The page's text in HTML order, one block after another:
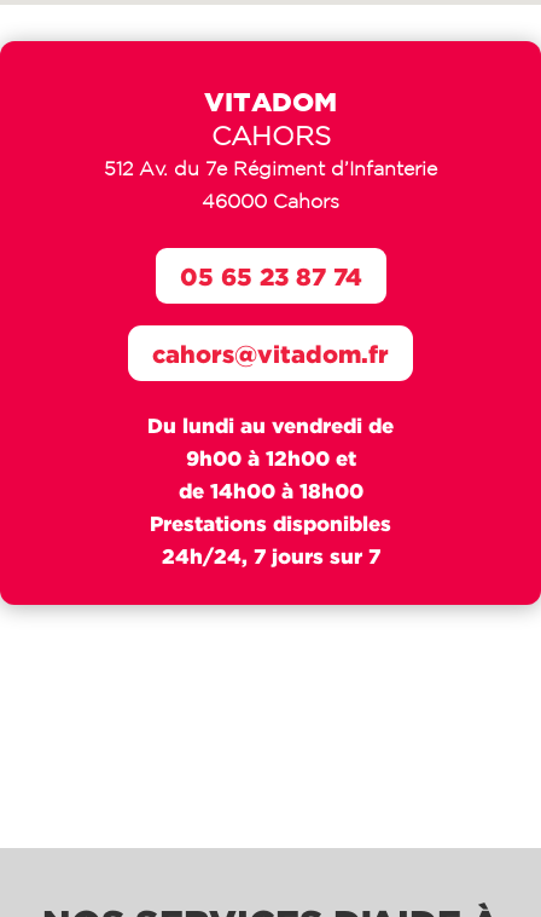
VITADOM
CAHORS
512 Av. du 7e Régiment d’Infanterie
46000 Cahors
Du lundi au vendredi de
9h00 à 12h00 et
de 14h00 à 18h00
Prestations disponibles
24h/24, 7 jours sur 7
cahors@vitadom.fr
05 65 23 87 74